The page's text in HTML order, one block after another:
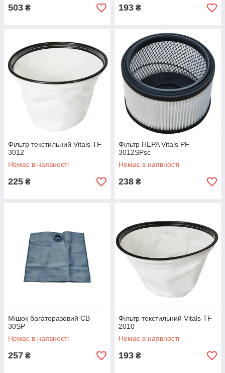
503 ₴ 193 ₴
Фільтр текстильний Vitals TF
3012
Немає в наявності
225 ₴
Фільтр HEPA Vitals PF
3012SPsc
Немає в наявності
238 ₴
Мішок багаторазовий CB
30SP
Немає в наявності
257 ₴
Фільтр текстильний Vitals TF
2010
Немає в наявності
193 ₴